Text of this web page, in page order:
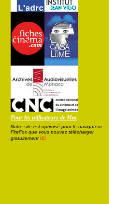
Pour les utilisateurs de Mac
Notre site est optimisé pour le navigateur
FireFox que vous pouvez télécharger
gratuitement ici